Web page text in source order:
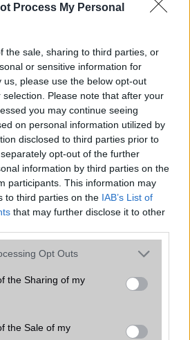
Process My Personal
the sale, sharing to third parties, or
or sensitive information for
please use the below opt-out
Please note that after your
you may continue seeing
on personal information utilized by
disclosed to third parties prior to
opt-out of the further
information by third parties on the
participants. This information may
to third parties on the IAB’s List of
that may further disclose it to other
app uses one or more Google
usage behaviour. You may click to
Google and its third-party tags to
specified purposes in below Google
Opt Outs
the Sharing of my
the Sale of my
alkalmazás független szótár
alap szolgáltatás
ecompass
Nincs
alap szolgáltatás
2
Van
HDR10+